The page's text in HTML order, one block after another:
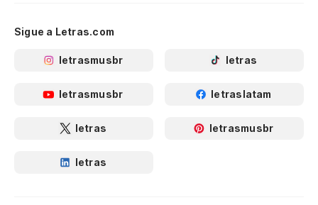
Sigue a Letras.com
letrasmusbr letras
letrasmusbr letraslatam
letras letrasmusbr
letras